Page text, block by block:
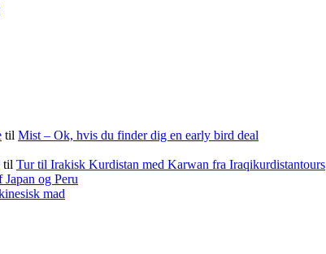
til Mist – Ok, hvis du finder dig en early bird deal
til Tur til Irakisk Kurdistan med Karwan fra Iraqikurdistantours
og Peru
mad